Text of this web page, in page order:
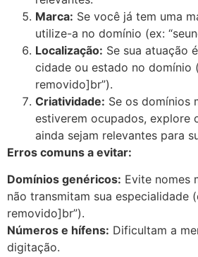
Marca: Se você já tem uma
utilize-a no domínio (ex:
Localização: Se sua atuação
cidade ou estado no domínio
removido]br”).
Criatividade: Se os domínios
estiverem ocupados, explore
ainda sejam relevantes para
Erros comuns a evitar:
Domínios genéricos: Evite nomes
não transmitam sua especialidade
removido]br”).
Números e hífens: Dificultam a
digitação.